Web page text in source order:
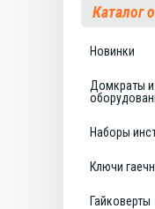
Каталог
Новинки
Домкраты и
Наборы
Ключи
Гайковерты